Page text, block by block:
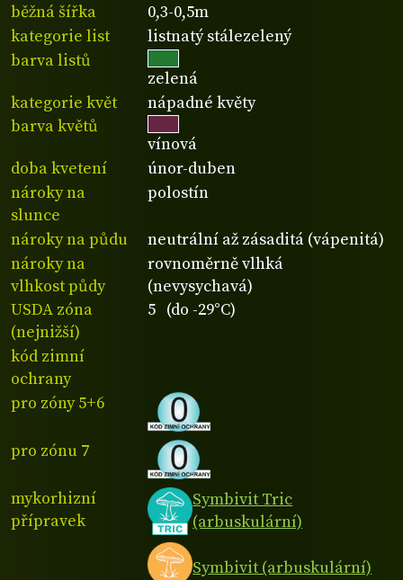
běžná šířka
0,3-0,5m
kategorie list
listnatý stálezelený
barva listů
zelená
kategorie květ
nápadné květy
barva květů
vínová
doba kvetení
únor-duben
nároky na
slunce
polostín
nároky na půdu
neutrální až zásaditá (vápenitá)
nároky na
vlhkost půdy
rovnoměrně vlhká
(nevysychavá)
USDA zóna
(nejnižší)
5 (do -29°C)
kód zimní
ochrany
pro zóny 5+6
pro zónu 7
mykorhizní
přípravek
Symbivit Tric
(arbuskulární)
Symbivit (arbuskulární)